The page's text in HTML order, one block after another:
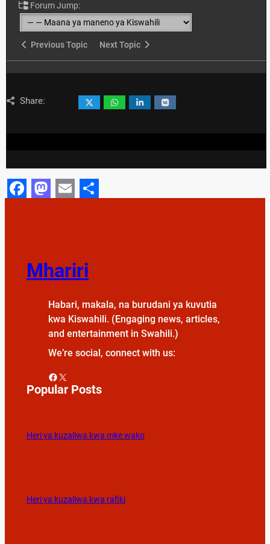
Forum Jump:
Previous Topic Next Topic
Share:
Mhariri
Habari, makala, na burudani ya kuvutia
kwa Kiswahili. (Engaging news, articles,
and entertainment in Swahili.)
We’re social, connect with us:
Facebook X
Popular Posts
Heri ya kuzaliwa kwa mke wako
Heri ya kuzaliwa kwa rafiki